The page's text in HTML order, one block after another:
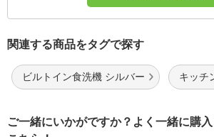
関連する商品をタグで探す
ビルトイン食洗機 シルバー キッチ
ご一緒にいかがですか？よく一緒に購